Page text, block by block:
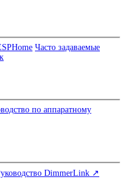
Часто задаваемые
по аппаратному
DimmerLink ↗